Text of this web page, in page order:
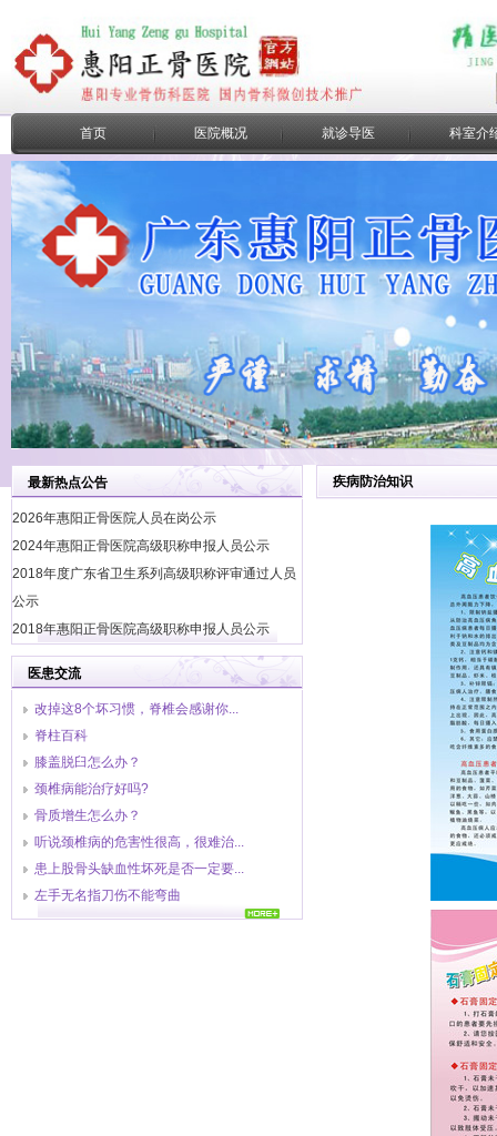
首页 医院概况 就诊导医 科室介
最新热点公告
2026年惠阳正骨医院人员在岗公示
2024年惠阳正骨医院高级职称申报人员公示
2018年度广东省卫生系列高级职称评审通过人员
公示
2018年惠阳正骨医院高级职称申报人员公示
2018年惠阳正骨医院高级职称申报人员公示
惠阳正骨医院2018年9月份消防安全培训
2018年惠阳正骨医院高级职称申报人员公示
2017年惠阳正骨医院高级职称申报人员公示
2017年惠阳正骨医院高级职称申报人员公示
中国平安财产保险公司惠州中心支公司与惠阳正
骨医院正式签订协议
2016年5月4日、10日我院总护士长参加区卫计系
统护士演讲比赛初、决赛，获得比赛二等奖
2016年5月11日下午我院举行庆祝“5•12”国际护
医患交流
改掉这8个坏习惯，脊椎会感谢你...
脊柱百科
膝盖脱臼怎么办？
颈椎病能治疗好吗?
骨质增生怎么办？
听说颈椎病的危害性很高，很难治...
患上股骨头缺血性坏死是否一定要...
左手无名指刀伤不能弯曲
疾病防治知识